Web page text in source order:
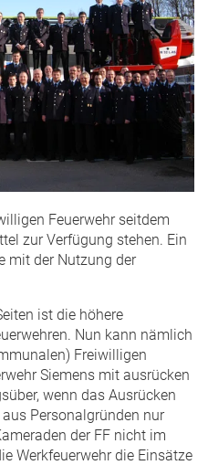
Feuerwehr seitdem
zur Verfügung stehen. Ein
mit der Nutzung der
ist die höhere
Nun kann nämlich
Freiwilligen
Siemens mit ausrücken
wenn das Ausrücken
Personalgründen nur
der FF nicht im
Werkfeuerwehr die Einsätze